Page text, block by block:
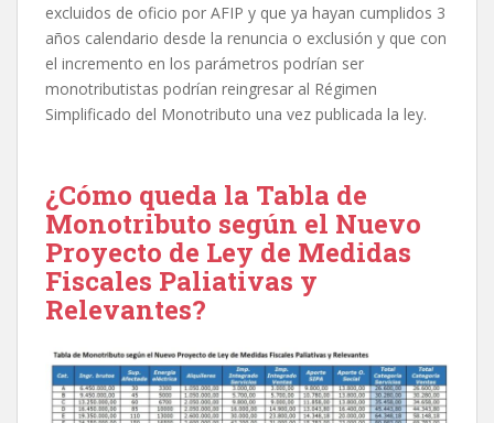
excluidos de oficio por AFIP y que ya hayan cumplidos 3
años calendario desde la renuncia o exclusión y que con
el incremento en los parámetros podrían ser
monotributistas podrían reingresar al Régimen
Simplificado del Monotributo una vez publicada la ley.
¿Cómo queda la Tabla de
Monotributo según el Nuevo
Proyecto de Ley de Medidas
Fiscales Paliativas y
Relevantes?